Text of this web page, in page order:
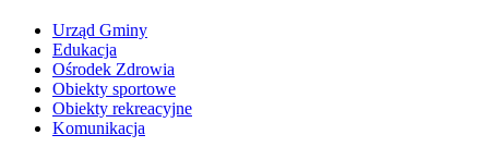
Urząd Gminy
Edukacja
Ośrodek Zdrowia
Obiekty sportowe
Obiekty rekreacyjne
Komunikacja